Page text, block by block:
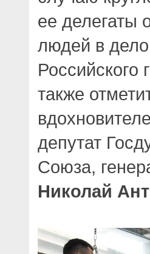
ее делегаты
людей в
Российского
также
депутат
Союза,
Николай